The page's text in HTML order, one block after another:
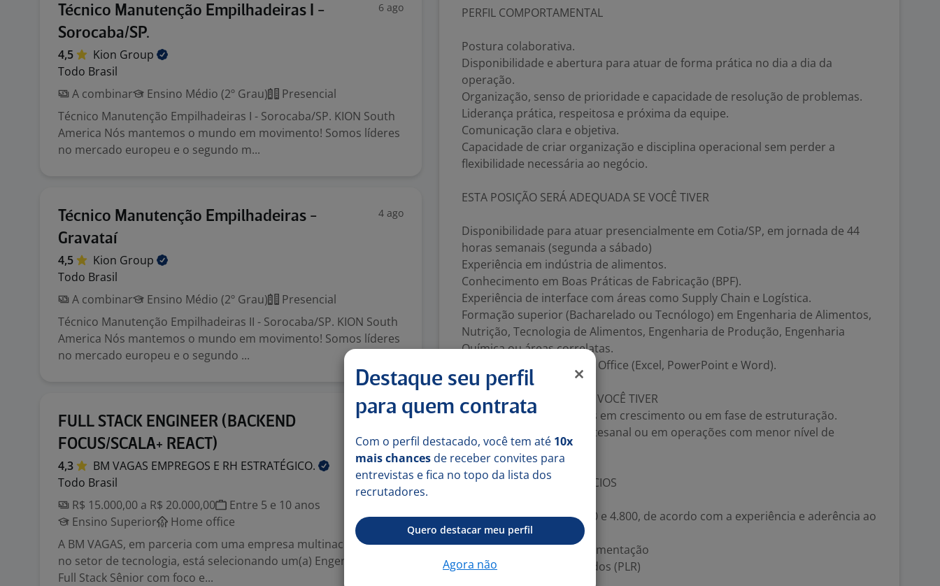
Técnico Manutenção Empilhadeiras I -
Sorocaba/SP.
6 ago
4,5 Kion Group
Todo Brasil
A combinar
Ensino Médio (2º Grau)
Presencial
Técnico Manutenção Empilhadeiras I - Sorocaba/SP. KION South
America Nós mantemos o mundo em movimento! Somos líderes
no mercado europeu e o segundo m...
Técnico Manutenção Empilhadeiras -
Gravataí
4 ago
4,5 Kion Group
Todo Brasil
A combinar
Ensino Médio (2º Grau)
Presencial
Técnico Manutenção Empilhadeiras II - Sorocaba/SP. KION South
America Nós mantemos o mundo em movimento! Somos líderes
no mercado europeu e o segundo ...
FULL STACK ENGINEER (BACKEND
FOCUS/SCALA+ REACT)
4,3 BM VAGAS EMPREGOS E RH ESTRATÉGICO.
Todo Brasil
R$ 15.000,00 a R$ 20.000,00
Entre 5 e 10 anos
Ensino Superior
Home office
A BM VAGAS, em parceria com uma empresa multinacional líder
no setor de tecnologia, está selecionando um(a) Engenheiro(a)
Full Stack Sênior com foco e...
PERFIL COMPORTAMENTAL
Postura colaborativa.
Disponibilidade e abertura para atuar de forma prática no dia a dia da
operação.
Organização, senso de prioridade e capacidade de resolução de problemas.
Liderança prática, respeitosa e próxima da equipe.
Comunicação clara e objetiva.
Capacidade de criar organização e disciplina operacional sem perder a
flexibilidade necessária ao negócio.
ESTA POSIÇÃO SERÁ ADEQUADA SE VOCÊ TIVER
Disponibilidade para atuar presencialmente em Cotia/SP, em jornada de 44
horas semanais (segunda a sábado)
Experiência em indústria de alimentos.
Conhecimento em Boas Práticas de Fabricação (BPF).
Experiência de interface com áreas como Supply Chain e Logística.
Formação superior (Bacharelado ou Tecnólogo) em Engenharia de Alimentos,
Nutrição, Tecnologia de Alimentos, Engenharia de Produção, Engenharia
Química ou áreas correlatas.
Conhecimento do pacote Office (Excel, PowerPoint e Word).
SERÁ UM DIFERENCIAL SE VOCÊ TIVER
Experiência em empresas em crescimento ou em fase de estruturação.
Vivência em produção artesanal ou em operações com menor nível de
automação.
REMUNERAÇÃO E BENEFÍCIOS
Remuneração entre 4.000 e 4.800, de acordo com a experiência e aderência ao
perfil.
Vale Transporte e Vale Alimentação
Participação nos Resultados (PLR)
Destaque seu perfil
para quem contrata
Com o perfil destacado, você tem até 10x
mais chances de receber convites para
entrevistas e fica no topo da lista dos
recrutadores.
Quero destacar meu perfil
Agora não